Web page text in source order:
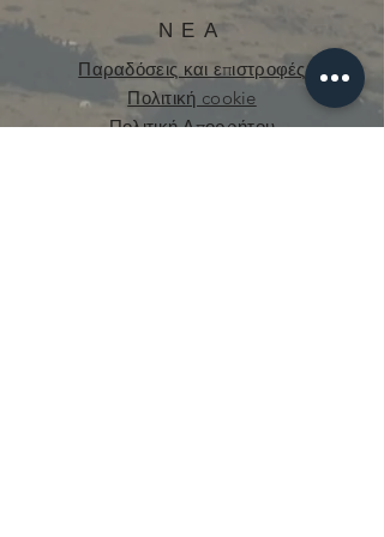
ΝΕΑ
Παραδόσεις και επιστροφές
Πολιτική cookie
Πολιτική Απορρήτου